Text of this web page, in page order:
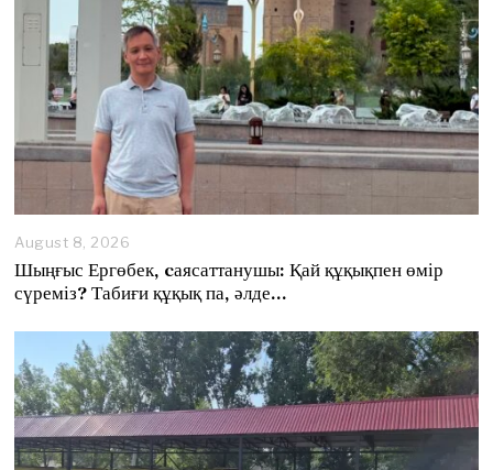
August 8, 2026
u
g
u
t
8
,
2
0
2
6
Шыңғыс Ергөбек, cаясаттанушы: Қай құқықпен өмір
сүреміз? Табиғи құқық па, әлде…